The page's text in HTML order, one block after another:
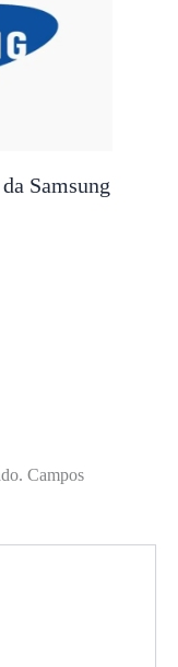
Samsung
Campos